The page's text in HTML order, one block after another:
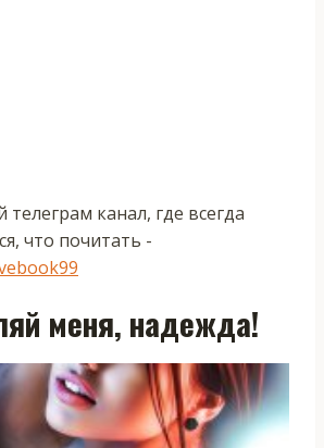
канал, где всегда
что почитать -
меня, надежда!